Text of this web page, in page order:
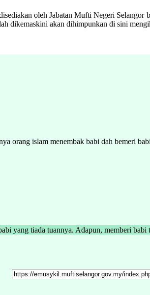
oleh Jabatan Mufti Negeri
dikemaskini akan dihimpunkan di sini
orang islam menembak babi dah bemeri